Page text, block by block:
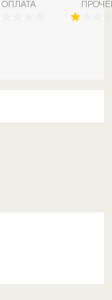
ОПЛАТА